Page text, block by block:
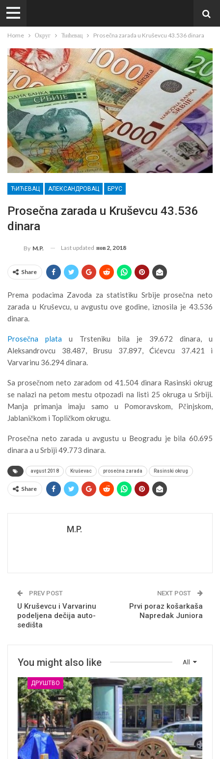
Home Округ Ћићевац Prosečna zarada u Kruševcu 43.536 dinara
ЋИЋЕВАЦ АЛЕКСАНДРОВАЦ БРУС
Prosečna zarada u Kruševcu 43.536
dinara
By M.P. Last updated нов 2, 2018
Share
Prema podacima Zavoda za statistiku Srbije prosečna neto
zarada u Kruševcu, u avgustu ove godine, iznosila je 43.536
dinara.
Prosečna plata u Trsteniku bila je 39.672 dinara, u
Aleksandrovcu 38.487, Brusu 37.897, Ćićevcu 37.421 i
Varvarinu 36.294 dinara.
Sa prosečnom neto zaradom od 41.504 dinara Rasinski okrug
se nalazi na petom mestu otpozadi na listi 25 okruga u Srbiji.
Manja primanja imaju samo u Pomoravskom, Pčinjskom,
Jablaničkom i Topličkom okrugu.
Prosečna neto zarada u avgustu u Beogradu je bila 60.695
dinara a u Srbiji 49.773 dinara.
avgust 2018 Kruševac prosečna zarada Rasinski okrug
Share
M.P.
PREV POST
U Kruševcu i Varvarinu
podeljena dečija auto-
sedišta
NEXT POST
Prvi poraz košarkaša
Napredak Juniora
All
You might also like
ДРУШТВО